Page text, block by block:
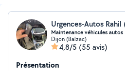
Urgences-Autos Rahil
Maintenance véhicules autos
Dijon (Balzac)
4,8/5 (55 avis)
Présentation